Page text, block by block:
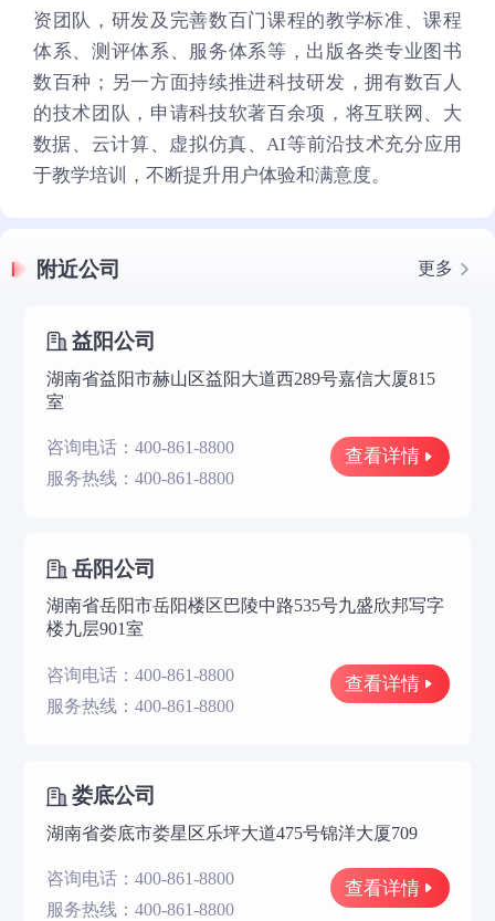
资团队，研发及完善数百门课程的教学标准、课程
体系、测评体系、服务体系等，出版各类专业图书
数百种；另一方面持续推进科技研发，拥有数百人
的技术团队，申请科技软著百余项，将互联网、大
数据、云计算、虚拟仿真、AI等前沿技术充分应用
于教学培训，不断提升用户体验和满意度。
附近公司 更多
益阳公司
湖南省益阳市赫山区益阳大道西289号嘉信大厦815
室
咨询电话：400-861-8800
服务热线：400-861-8800
查看详情
岳阳公司
湖南省岳阳市岳阳楼区巴陵中路535号九盛欣邦写字
楼九层901室
咨询电话：400-861-8800
服务热线：400-861-8800
查看详情
娄底公司
湖南省娄底市娄星区乐坪大道475号锦洋大厦709
咨询电话：400-861-8800
服务热线：400-861-8800
查看详情